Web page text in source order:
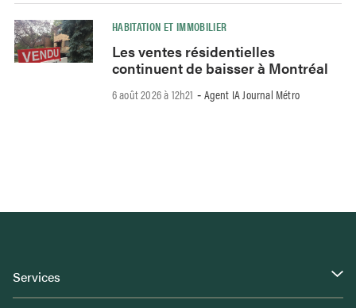
HABITATION ET IMMOBILIER
Les ventes résidentielles
continuent de baisser à Montréal
6 août 2026 à 12h21 - Agent IA Journal Métro
Services